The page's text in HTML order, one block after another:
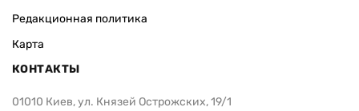
Редакционная политика
Карта
КОНТАКТЫ
01010 Киев, ул. Князей Острожских, 19/1